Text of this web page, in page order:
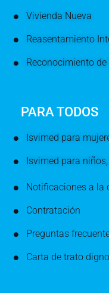
Vivienda Nueva
Reasentamiento
Reconocimiento
PARA TODOS
Isvimed para
Isvimed para
Notificaciones a la
Contratación
Preguntas
Carta de trato digno